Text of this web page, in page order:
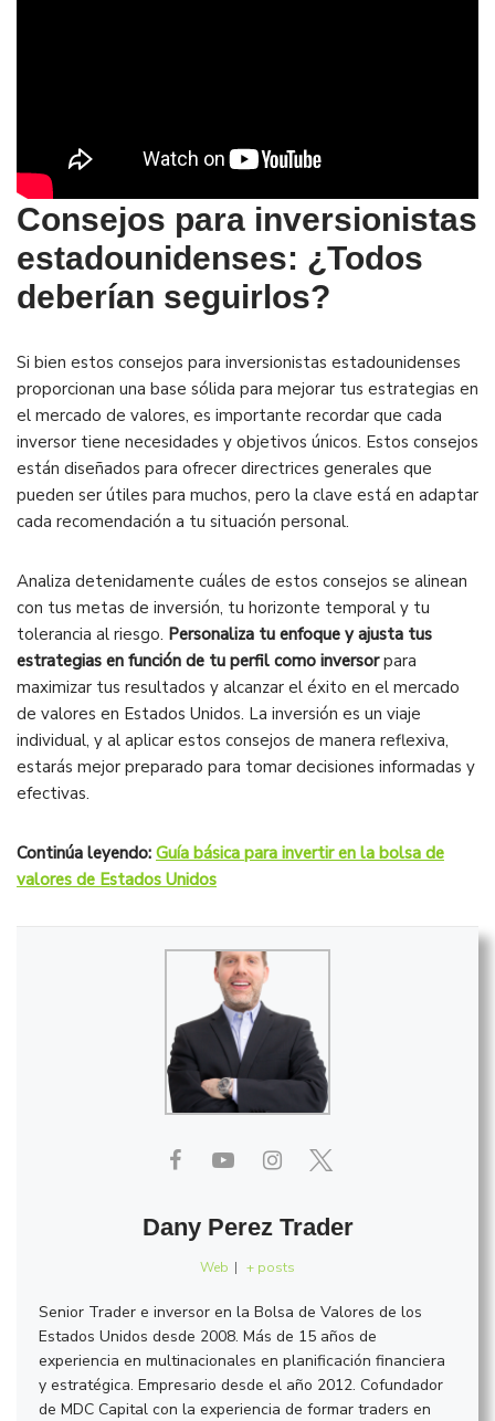
Consejos para inversionistas
estadounidenses: ¿Todos
deberían seguirlos?
Si bien estos consejos para inversionistas estadounidenses
proporcionan una base sólida para mejorar tus estrategias en
el mercado de valores, es importante recordar que cada
inversor tiene necesidades y objetivos únicos. Estos consejos
están diseñados para ofrecer directrices generales que
pueden ser útiles para muchos, pero la clave está en adaptar
cada recomendación a tu situación personal.
Analiza detenidamente cuáles de estos consejos se alinean
con tus metas de inversión, tu horizonte temporal y tu
tolerancia al riesgo. Personaliza tu enfoque y ajusta tus
estrategias en función de tu perfil como inversorpara
maximizar tus resultados y alcanzar el éxito en el mercado
de valores en Estados Unidos. La inversión es un viaje
individual, y al aplicar estos consejos de manera reflexiva,
estarás mejor preparado para tomar decisiones informadas y
efectivas.
Continúa leyendo: Guía básica para invertir en la bolsa de
valores de Estados Unidos
Dany Perez Trader
Web | + posts
Senior Trader e inversor en la Bolsa de Valores de los
Estados Unidos desde 2008. Más de 15 años de
experiencia en multinacionales en planificación financiera
y estratégica. Empresario desde el año 2012. Cofundador
de MDC Capital con la experiencia de formar traders en